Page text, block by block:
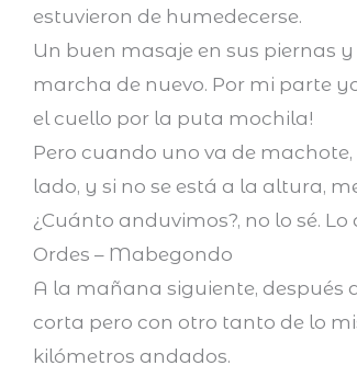
estuvieron de humedecerse.
Un buen masaje en sus piernas
marcha de nuevo. Por mi parte
el cuello por la puta mochila!
Pero cuando uno va de
lado, y si no se está a la altura,
¿Cuánto anduvimos?, no lo sé.
Ordes – Mabegondo
A la mañana siguiente, después
corta pero con otro tanto de lo
kilómetros andados.